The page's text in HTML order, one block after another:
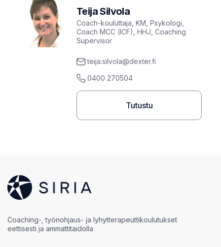
Teija Silvola
Coach-kouluttaja, KM, Psykologi,
Coach MCC (ICF), HHJ, Coaching
Supervisor
teija.silvola@dexter.fi
0400 270504
Tutustu
Coaching-, työnohjaus- ja lyhytterapeuttikoulutukset
eettisesti ja ammattitaidolla